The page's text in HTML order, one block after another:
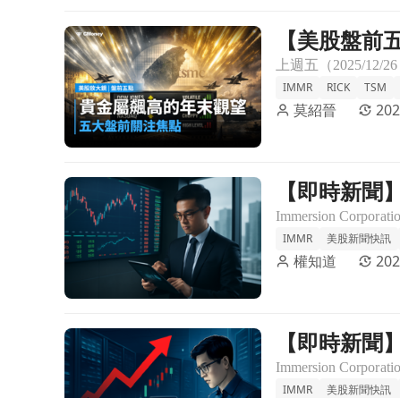
前往【美股盤前五點】貴金屬飆高的年末觀望
【美股盤
IMMR
RICK TSM
莫紹晉
前往【即時新聞】Immersion Corporation面臨納斯
【即時新
IMMR
美股新聞快訊
權知道
前往【即時新聞】Immersion Corporation因未按
【即時新
IMMR
美股新聞快訊